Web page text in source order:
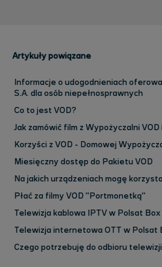
Artykuły powiązane
Informacje o udogodnieniach
S.A. dla osób niepełnosprawnych
Co to jest VOD?
Jak zamówić film z Wypożyczalni
Korzyści z VOD - Domowej
Miesięczny dostęp do Pakietu VOD
Na jakich urządzeniach mogę
Płać za filmy VOD "Portmonetką"
Telewizja kablowa IPTV w Polsat Box
Telewizja internetowa OTT w Polsat
Czego potrzebuję do odbioru